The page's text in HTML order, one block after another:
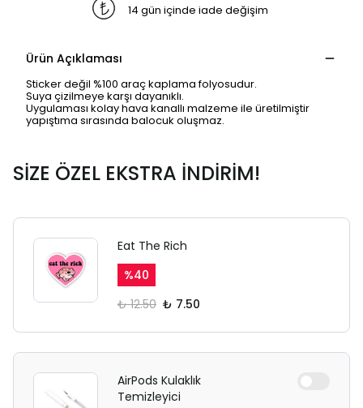
14 gün içinde iade değişim
Ürün Açıklaması
Sticker değil %100 araç kaplama folyosudur.
Suya çizilmeye karşı dayanıklı.
Uygulaması kolay hava kanallı malzeme ile üretilmiştir
yapıştıma sırasında balocuk oluşmaz.
SİZE ÖZEL EKSTRA İNDİRİM!
Eat The Rich
%40
₺ 12.50 ₺ 7.50
AirPods Kulaklık
Temizleyici